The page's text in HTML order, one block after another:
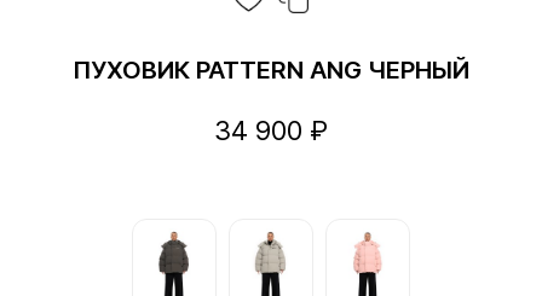
ПУХОВИК PATTERN ANG ЧЕРНЫЙ
34 900 ₽